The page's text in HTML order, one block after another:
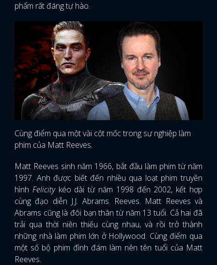
phẩm rất đáng tự hào.
Cùng điểm qua một vài cột mốc trong sự nghiệp làm
phim của Matt Reeves.
Matt Reeves sinh năm 1966, bắt đầu làm phim từ năm
1997. Anh được biết đến nhiều qua loạt phim truyền
hình Felicitykéo dài từ năm 1998 đến 2002, kết hợp
cùng đạo diễn J.J. Abrams. Reeves. Matt Reeves và
Abrams cũng là đôi bạn thân từ năm 13 tuổi. Cả hai đã
trải qua thời niên thiếu cùng nhau, và rồi trở thành
những nhà làm phim lớn ở Hollywood. Cùng điểm qua
một số bộ phim đình đám làm nên tên tuổi của Matt
Reeves.